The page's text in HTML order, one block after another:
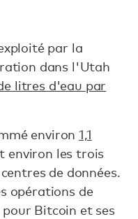
par la
dans l'Utah
litres d'eau par
environ1,1
environ les trois
de données.
opérations de
Bitcoin et ses